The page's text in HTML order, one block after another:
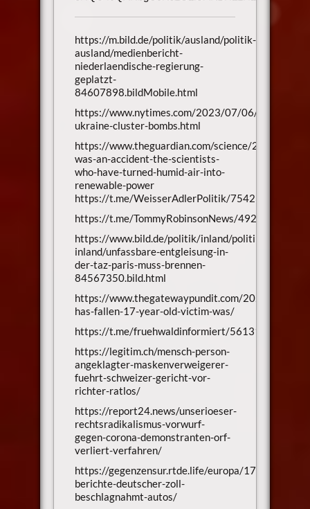
https://m.bild.de/politik/ausland/politik-
ausland/medienbericht-
niederlaendische-regierung-
geplatzt-
84607898.bildMobile.html
https://www.nytimes.com/2023/07/06/us/politics/
ukraine-cluster-bombs.html
https://www.theguardian.com/science/2023/jul/
was-an-accident-the-scientists-
who-have-turned-humid-air-into-
renewable-power
https://t.me/WeisserAdlerPolitik/754237
https://t.me/TommyRobinsonNews/49283
https://www.bild.de/politik/inland/politik-
inland/unfassbare-entgleisung-in-
der-taz-paris-muss-brennen-
84567350.bild.html
https://www.thegatewaypundit.com/2023/07/
has-fallen-17-year-old-victim-was/
https://t.me/fruehwaldinformiert/56131
https://legitim.ch/mensch-person-
angeklagter-maskenverweigerer-
fuehrt-schweizer-gericht-vor-
richter-ratlos/
https://report24.news/unserioeser-
rechtsradikalismus-vorwurf-
gegen-corona-demonstranten-orf-
verliert-verfahren/
https://gegenzensur.rtde.life/europa/174532-
berichte-deutscher-zoll-
beschlagnahmt-autos/